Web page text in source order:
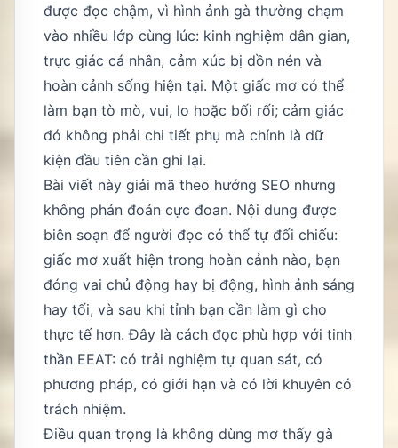
được đọc chậm, vì hình ảnh gà thường chạm
vào nhiều lớp cùng lúc: kinh nghiệm dân gian,
trực giác cá nhân, cảm xúc bị dồn nén và
hoàn cảnh sống hiện tại. Một giấc mơ có thể
làm bạn tò mò, vui, lo hoặc bối rối; cảm giác
đó không phải chi tiết phụ mà chính là dữ
kiện đầu tiên cần ghi lại.
Bài viết này giải mã theo hướng SEO nhưng
không phán đoán cực đoan. Nội dung được
biên soạn để người đọc có thể tự đối chiếu:
giấc mơ xuất hiện trong hoàn cảnh nào, bạn
đóng vai chủ động hay bị động, hình ảnh sáng
hay tối, và sau khi tỉnh bạn cần làm gì cho
thực tế hơn. Đây là cách đọc phù hợp với tinh
thần EEAT: có trải nghiệm tự quan sát, có
phương pháp, có giới hạn và có lời khuyên có
trách nhiệm.
Điều quan trọng là không dùng mơ thấy gà